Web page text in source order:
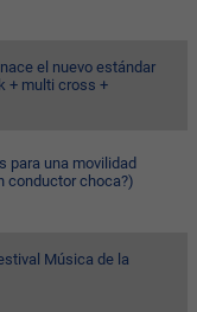
el nuevo estándar
+ multi cross +
para una movilidad
conductor choca?)
Música de la